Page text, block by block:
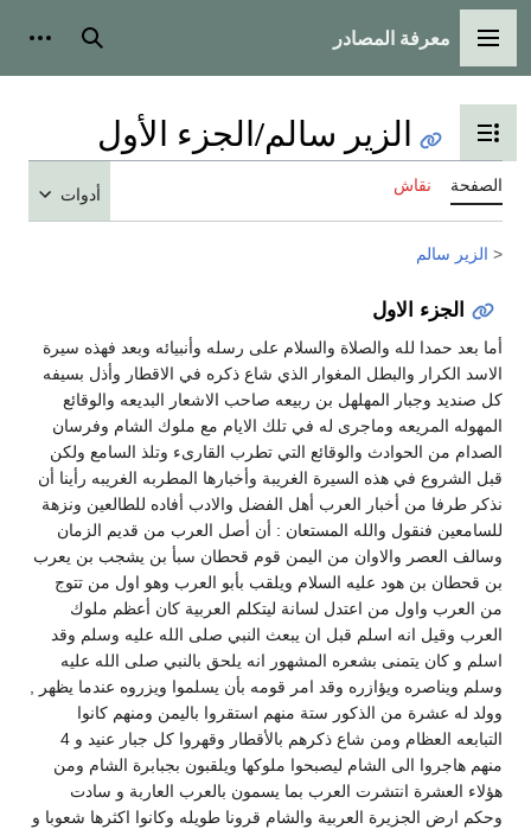
القائمة الرئيسية
معرفة المصادر بحث
تبديل عرض جدول المحتويات
الزير سالم/الجزء الأول
الصفحة نقاش أدوات
< الزير سالم
الجزء الاول
أما بعد حمدا لله والصلاة والسلام على رسله وأنبيائه وبعد فهذه سيرة
الاسد الكرار والبطل المغوار الذي شاع ذكره في الاقطار وأذل بسيفه
كل صنديد وجبار المهلهل بن ربيعه صاحب الاشعار البديعه والوقائع
المهوله المريعه وماجرى له في تلك الايام مع ملوك الشام وفرسان
الصدام من الحوادث والوقائع التي تطرب القارىء وتلذ السامع ولكن
قبل الشروع في هذه السيرة الغريبة وأخبارها المطربه الغريبه رأينا أن
نذكر طرفا من أخبار العرب أهل الفضل والادب أفاده للطالعين ونزهة
للسامعين فنقول والله المستعان : أن أصل العرب من قديم الزمان
وسالف العصر والاوان من اليمن قوم قحطان سبأ بن يشجب بن يعرب
بن قحطان بن هود عليه السلام ويلقب بأبو العرب وهو اول من تتوج
من العرب واول من اعتدل لسانة ليتكلم العربية كان أعظم ملوك
العرب وقيل انه اسلم قبل ان يبعث النبي صلى الله عليه وسلم وقد
اسلم و كان يتمنى بشعره المشهور انه يلحق بالنبي صلى الله عليه
وسلم ويناصره ويؤازره وقد امر قومه بأن يسلموا ويزروه عندما يظهر ,
وولد له عشرة من الذكور ستة منهم استقروا باليمن ومنهم كانوا
التبابعه العظام ومن شاع ذكرهم بالأقطار وقهروا كل جبار عنيد و 4
منهم هاجروا الى الشام ليصبحوا ملوكها ويلقبون بجبابرة الشام ومن
هؤلاء العشرة انتشرت العرب بما يسمون بالعرب العاربة و سادت
وحكم ارض الجزيرة العربية والشام قرونا طويله وكانوا اكثرها شعوبا و